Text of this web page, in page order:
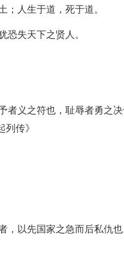
；人生于道，死于道。
恐失天下之贤人。
者义之符也，耻辱者勇之
传》
，以先国家之急而后私仇也